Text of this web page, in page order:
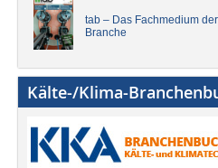
tab – Das Fachmedium
Branche
Kälte-/Klima-